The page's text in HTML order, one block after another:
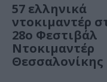
57 ελληνικά
ντοκιμαντέρ
28ο Φεστιβάλ
Ντοκιμαντέρ
Θεσσαλονίκης